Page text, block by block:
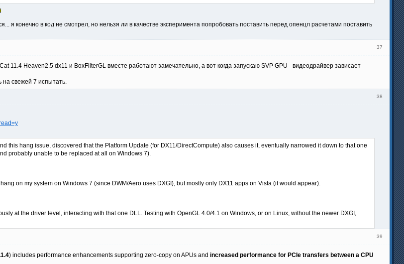
я конечно в код не смотрел, но нельзя ли в качестве эксперимента попробовать поставить перед опенцл расчетами поставить
37
11.4 Heaven2.5 dx11 и BoxFilterGL вместе работают замечательно, а вот когда запускаю SVP GPU - видеодрайвер зависает
на свежей 7 испытать.
38
this hang issue, discovered that the Platform Update (for DX11/DirectCompute) also causes it, eventually narrowed it down to that one
probably unable to be replaced at all on Windows 7).
on my system on Windows 7 (since DWM/Aero uses DXGI), but mostly only DX11 apps on Vista (it would appear).
at the driver level, interacting with that one DLL. Testing with OpenGL 4.0/4.1 on Windows, or on Linux, without the newer DXGI,
39
) includes performance enhancements supporting zero-copy on APUs and increased performance for PCIe transfers between a CPU